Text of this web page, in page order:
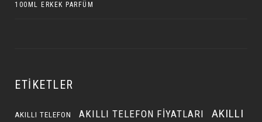
100ML ERKEK PARFÜM
ETIKETLER
AKILLI TELEFON AKILLI TELEFON FIYATLARI
AKILLI